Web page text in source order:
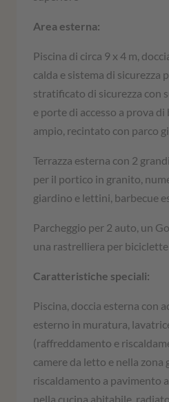
Area esterna:
Piscina di circa 9 x 4 m,
calda e sistema di sicurezza
stratificato di sicurezza con
e porte di accesso a prova
ampio, recintato con parco
Terrazza esterna con 2
per il portico in granito,
giardino e lettini, barbecue
Parcheggio per 2 auto, un
una rastrelliera per
Caratteristiche speciali:
Piscina, doccia esterna con
esterno in muratura,
(raffreddamento e
camere da letto e nella zona
riscaldamento a pavimento
nella cucina abitabile,